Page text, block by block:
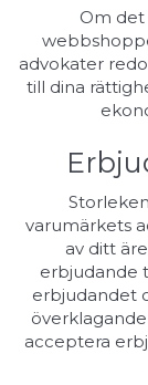
Om
advokater
till dina
varumärkets
av ditt
erbjudande
erbjudandet
acceptera